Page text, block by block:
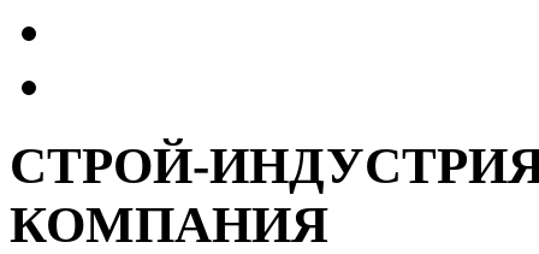
СТРОЙ-
КОМПАНИЯ